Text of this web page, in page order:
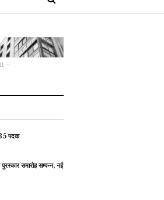
-
35 पदक
समारोह सम्पन्न, नई